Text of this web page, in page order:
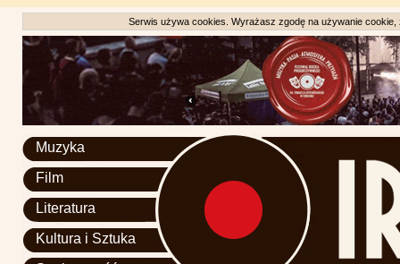
Serwis używa cookies. Wyrażasz zgodę na używanie
Muzyka
Film
Literatura
Kultura i Sztuka